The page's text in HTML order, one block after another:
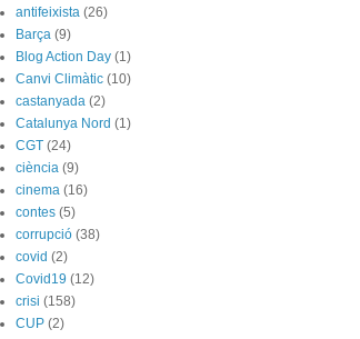
antifeixista (26)
Barça (9)
Blog Action Day (1)
Canvi Climàtic (10)
castanyada (2)
Catalunya Nord (1)
CGT (24)
ciència (9)
cinema (16)
contes (5)
corrupció (38)
covid (2)
Covid19 (12)
crisi (158)
CUP (2)